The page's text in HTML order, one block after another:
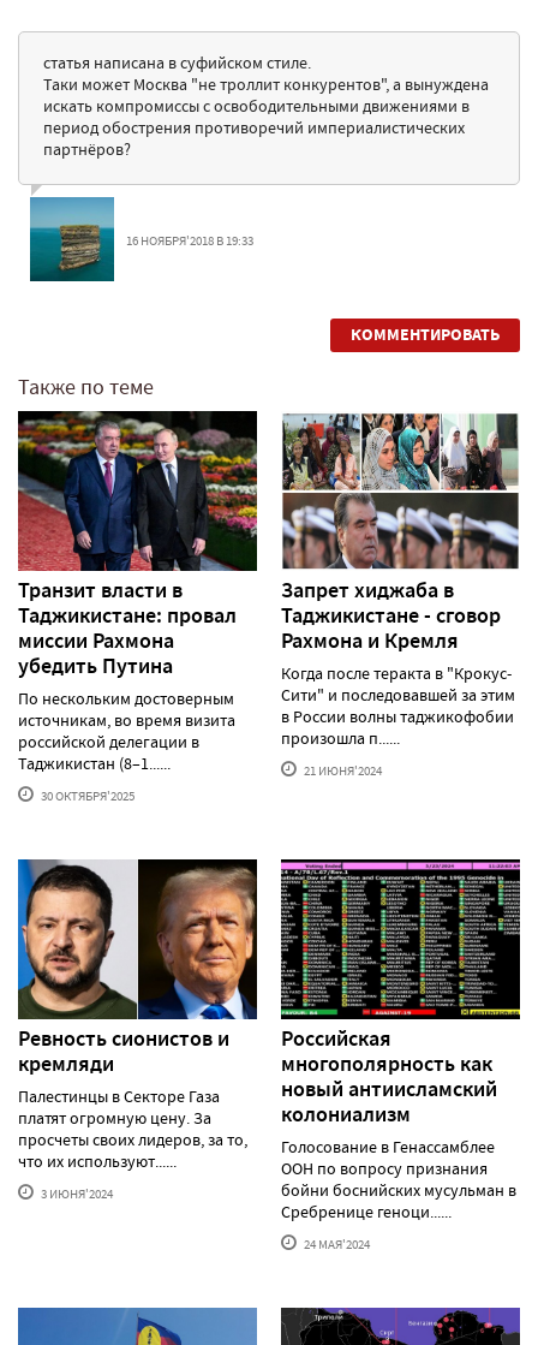
статья написана в суфийском стиле.
Таки может Москва "не троллит конкурентов", а вынуждена
искать компромиссы с освободительными движениями в
период обострения противоречий империалистических
партнёров?
16 НОЯБРЯ'2018 В 19:33
КОММЕНТИРОВАТЬ
Также по теме
Транзит власти в
Таджикистане: провал
миссии Рахмона
убедить Путина
По нескольким достоверным
источникам, во время визита
российской делегации в
Таджикистан (8–1......
30 ОКТЯБРЯ'2025
Запрет хиджаба в
Таджикистане - сговор
Рахмона и Кремля
Когда после теракта в "Крокус-
Сити" и последовавшей за этим
в России волны таджикофобии
произошла п......
21 ИЮНЯ'2024
Ревность сионистов и
кремляди
Палестинцы в Секторе Газа
платят огромную цену. За
просчеты своих лидеров, за то,
что их используют......
3 ИЮНЯ'2024
Российская
многополярность как
новый антиисламский
колониализм
Голосование в Генассамблее
ООН по вопросу признания
бойни боснийских мусульман в
Сребренице геноци......
24 МАЯ'2024